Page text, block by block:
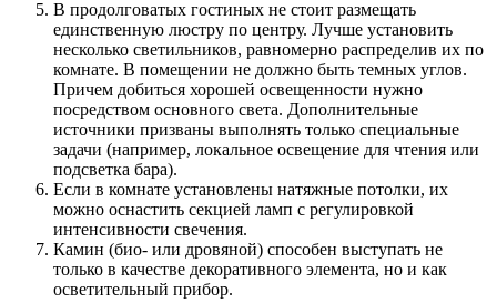
В продолговатых гостиных не стоит размещать
единственную люстру по центру. Лучше установить
несколько светильников, равномерно распределив их по
комнате. В помещении не должно быть темных углов.
Причем добиться хорошей освещенности нужно
посредством основного света. Дополнительные
источники призваны выполнять только специальные
задачи (например, локальное освещение для чтения или
подсветка бара).
Если в комнате установлены натяжные потолки, их
можно оснастить секцией ламп с регулировкой
интенсивности свечения.
Камин (био- или дровяной) способен выступать не
только в качестве декоративного элемента, но и как
осветительный прибор.